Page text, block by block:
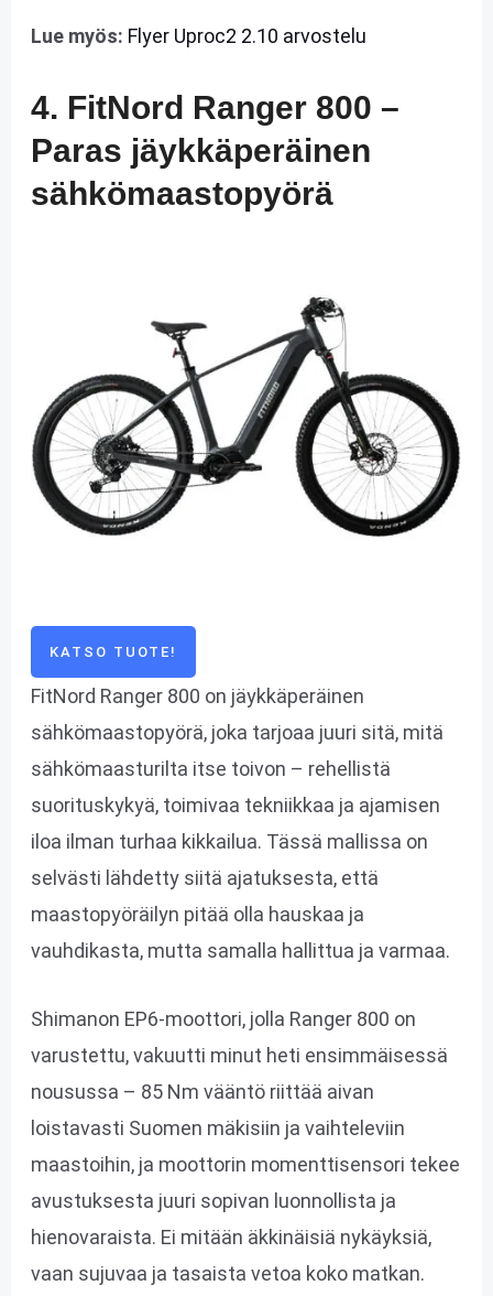
Lue myös: Flyer Uproc2 2.10 arvostelu
4. FitNord Ranger 800 –
Paras jäykkäperäinen
sähkömaastopyörä
KATSO TUOTE!
FitNord Ranger 800 on jäykkäperäinen
sähkömaastopyörä, joka tarjoaa juuri sitä, mitä
sähkömaasturilta itse toivon – rehellistä
suorituskykyä, toimivaa tekniikkaa ja ajamisen
iloa ilman turhaa kikkailua. Tässä mallissa on
selvästi lähdetty siitä ajatuksesta, että
maastopyöräilyn pitää olla hauskaa ja
vauhdikasta, mutta samalla hallittua ja varmaa.
Shimanon EP6-moottori, jolla Ranger 800 on
varustettu, vakuutti minut heti ensimmäisessä
nousussa – 85 Nm vääntö riittää aivan
loistavasti Suomen mäkisiin ja vaihteleviin
maastoihin, ja moottorin momenttisensori tekee
avustuksesta juuri sopivan luonnollista ja
hienovaraista. Ei mitään äkkinäisiä nykäyksiä,
vaan sujuvaa ja tasaista vetoa koko matkan.